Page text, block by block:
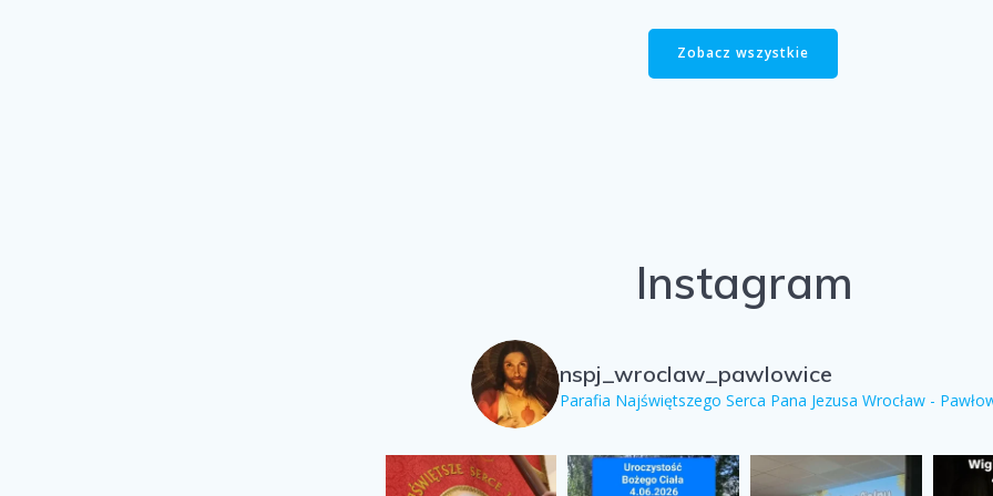
Zobacz wszystkie
Instagram
nspj_wroclaw_pawlowice
Parafia Najświętszego Serca Pana Jezusa Wrocław -